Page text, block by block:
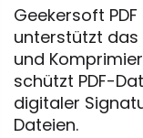
Geekersoft
unterstützt das
und
schützt PDF-
digitaler
Dateien.